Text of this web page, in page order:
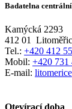
Badatelna
Kamýcká 2293
412 01
Tel.: +420 412
Mobil: +420 731
E-mail: